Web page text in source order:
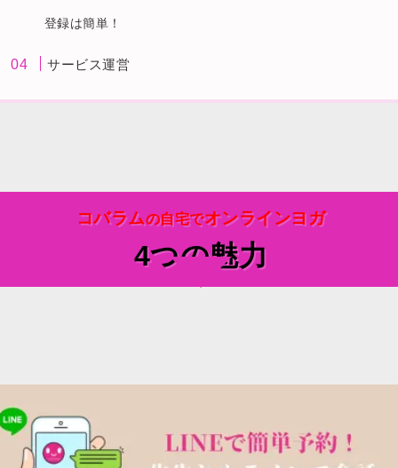
登録は簡単！
サービス運営
コバラムの自宅でオンラインヨガ
4つの魅力